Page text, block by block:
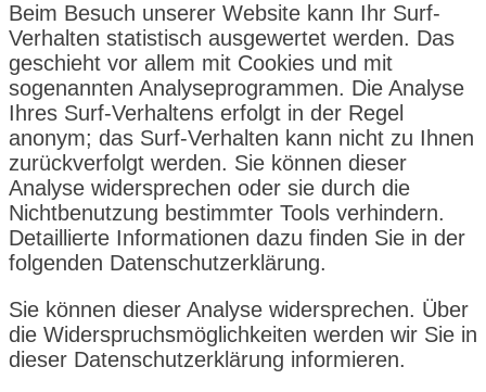
Beim Besuch unserer Website kann Ihr Surf-
Verhalten statistisch ausgewertet werden. Das
geschieht vor allem mit Cookies und mit
sogenannten Analyseprogrammen. Die Analyse
Ihres Surf-Verhaltens erfolgt in der Regel
anonym; das Surf-Verhalten kann nicht zu Ihnen
zurückverfolgt werden. Sie können dieser
Analyse widersprechen oder sie durch die
Nichtbenutzung bestimmter Tools verhindern.
Detaillierte Informationen dazu finden Sie in der
folgenden Datenschutzerklärung.
Sie können dieser Analyse widersprechen. Über
die Widerspruchsmöglichkeiten werden wir Sie in
dieser Datenschutzerklärung informieren.